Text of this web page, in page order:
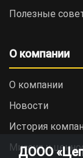
Полезные
О компании
О компании
Новости
История
Миссия и
ДООО